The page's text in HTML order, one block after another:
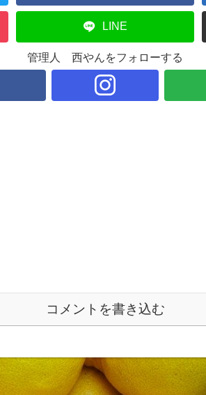
LINE
管理人 西やんをフォローする
コメントを書き込む